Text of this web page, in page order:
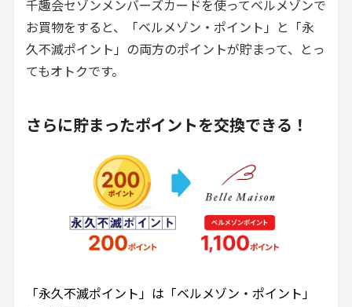
千趣会セゾンメンバーズカードを使ってベルメゾンで
お買物をすると、「ベルメゾン・ポイント」と「永
久不滅ポイント」の両方のポイントが貯まって、とっ
てもオトクです。
さらに貯まったポイントを交換できる！
「永久不滅ポイント」は「ベルメゾン・ポイント」